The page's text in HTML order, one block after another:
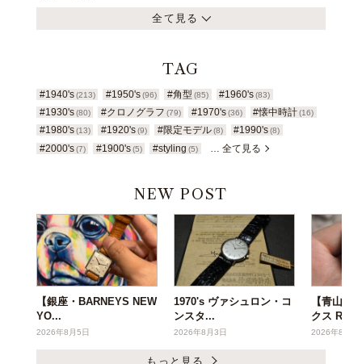
全て見る
TAG
#1940's (213) #1950's(96) #角型 (85) #1960's (83)
#1930's (80) #クロノグラフ (79) #1970's(36) #懐中時計 (16)
#1980's (13) #1920's(9) #限定モデル(8) #1990's (8)
#2000's (7) #1900's(5) #styling (5) … 全て見る
NEW POST
【銀座・BARNEYS NEW
YO...
2026年8月5日
1970's ヴァシュロン・コ
ンスタ...
2026年8月3日
【青山店
クス R...
2026年8月3
もっと見る